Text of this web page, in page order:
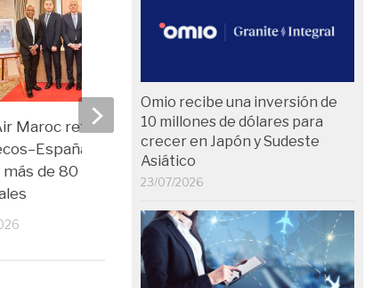
Maroc refuerza el eje
con nuevas
de 80 frecuencias
Barceló abre su
Marruecos
Omio recibe una inversión de
10 millones de dólares para
crecer en Japón y Sudeste
Asiático
23/07/2026